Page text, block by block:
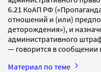
6.21 КоАП РФ
отношений и (или)
деторождения»), и
административного
— говорится в сообщении
Материал по теме